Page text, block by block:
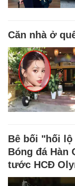
Căn nhà ở
Bê bối "hối
Bóng đá Hàn
tước HCĐ